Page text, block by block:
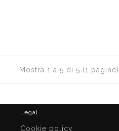
Mostra 1 a 5 di 5 (1 pagine)
Legal
Cookie policy